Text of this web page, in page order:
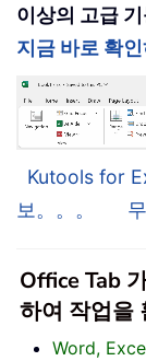
이상의 고급 기
지금 바로 확인
Kutools for
보。。。
Office Tab
하여 작업을
Word,